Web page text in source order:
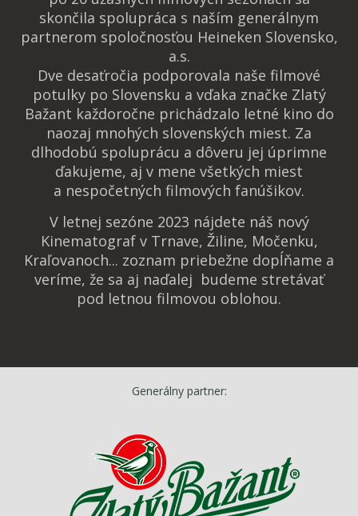
skončila spolupráca s naším generálnym
partnerom spoločnosťou Heineken Slovensko,
a.s.
Dve desaťročia podporovala naše filmové
potulky po Slovensku a vďaka značke Zlatý
Bažant každoročne prichádzalo letné kino do
naozaj mnohých slovenských miest. Za
dlhodobú spoluprácu a dôveru jej úprimne
ďakujeme, aj v mene všetkých miest
a nespočetných filmových fanúšikov.
V letnej sezóne 2023 nájdete náš nový
Kinematograf v Trnave, Žiline, Močenku,
Kraľovanoch... zoznam priebežne dopĺňame a
veríme, že sa aj naďalej budeme stretávať
pod letnou filmovou oblohou.
Generálny partner: